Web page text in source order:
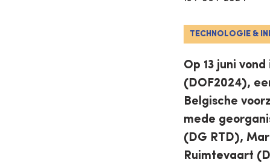
TECHNOLOGIE &
Op 13 juni
(DOF2024),
Belgische
mede
(DG RTD),
Ruimtevaart